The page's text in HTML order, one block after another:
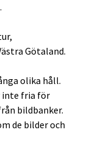
Götaland.
olika håll.
inte fria för
bildbanker.
de bilder och